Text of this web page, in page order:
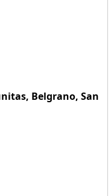
Belgrano, San